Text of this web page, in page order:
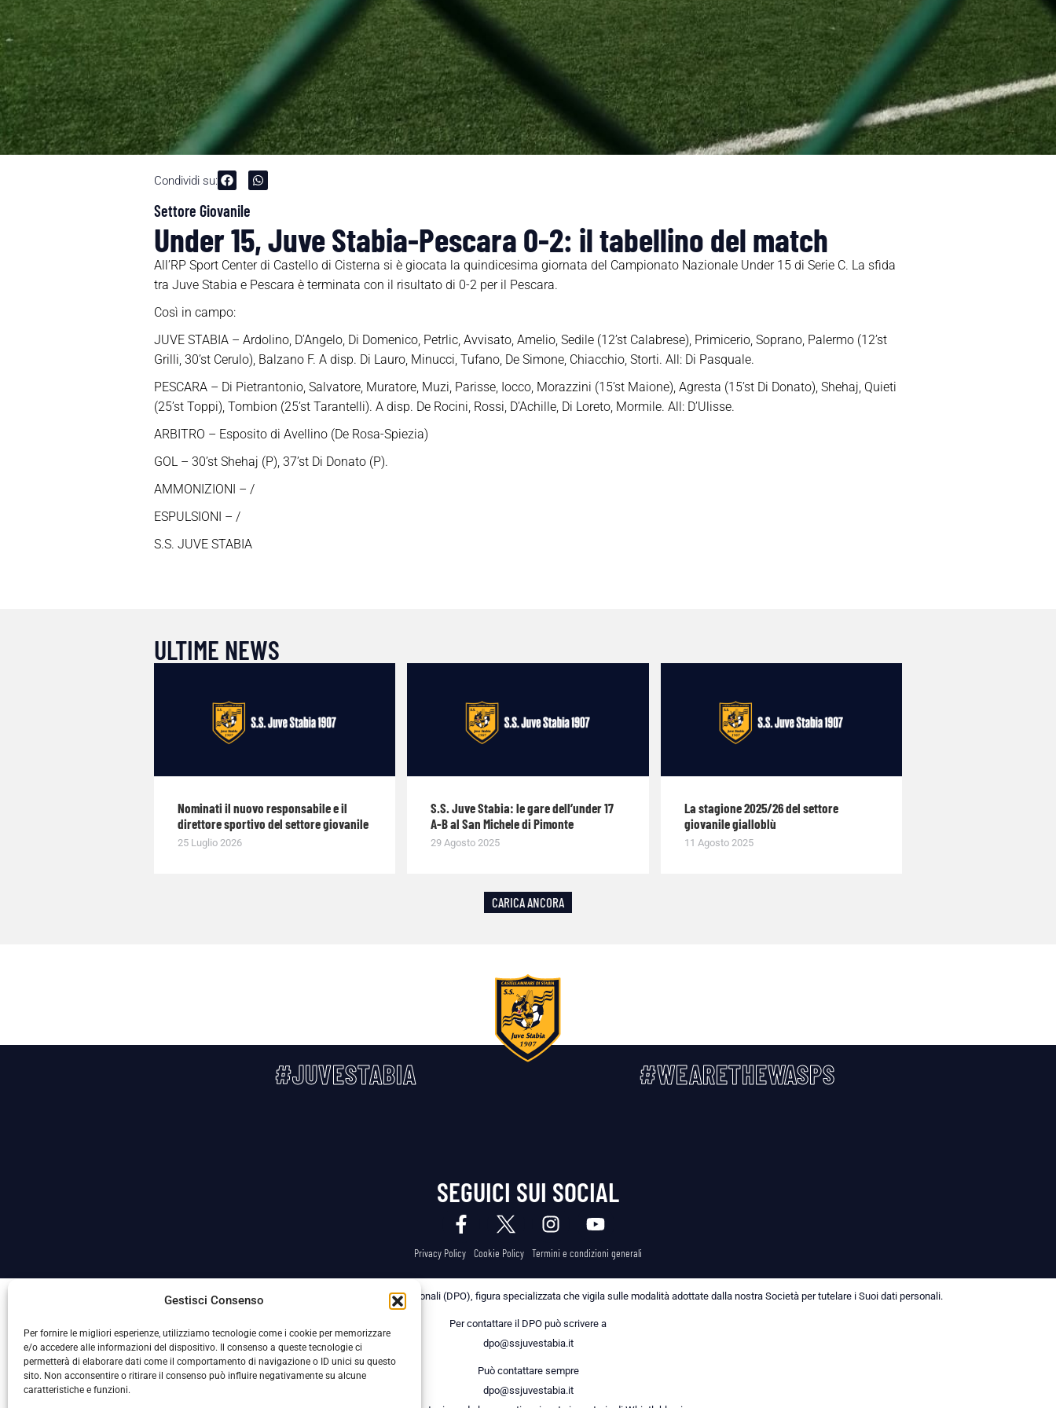
Gestisci Consenso
Per fornire le migliori esperienze, utilizziamo tecnologie come i cookie per memorizzare
e/o accedere alle informazioni del dispositivo. Il consenso a queste tecnologie ci
permetterà di elaborare dati come il comportamento di navigazione o ID unici su questo
sito. Non acconsentire o ritirare il consenso può influire negativamente su alcune
caratteristiche e funzioni.
Condividi su:
Settore Giovanile
Under 15, Juve Stabia-Pescara 0-2: il tabellino del match
All’RP Sport Center di Castello di Cisterna si è giocata la quindicesima giornata del Campionato Nazionale Under 15 di Serie C. La sfida
tra Juve Stabia e Pescara è terminata con il risultato di 0-2 per il Pescara.
Così in campo:
JUVE STABIA – Ardolino, D’Angelo, Di Domenico, Petrlic, Avvisato, Amelio, Sedile (12’st Calabrese), Primicerio, Soprano, Palermo (12’st
Grilli, 30’st Cerulo), Balzano F. A disp. Di Lauro, Minucci, Tufano, De Simone, Chiacchio, Storti. All: Di Pasquale.
PESCARA – Di Pietrantonio, Salvatore, Muratore, Muzi, Parisse, Iocco, Morazzini (15’st Maione), Agresta (15’st Di Donato), Shehaj, Quieti
(25’st Toppi), Tombion (25’st Tarantelli). A disp. De Rocini, Rossi, D’Achille, Di Loreto, Mormile. All: D’Ulisse.
ARBITRO – Esposito di Avellino (De Rosa-Spiezia)
GOL – 30’st Shehaj (P), 37’st Di Donato (P).
AMMONIZIONI – /
ESPULSIONI – /
S.S. JUVE STABIA
ULTIME NEWS
Nominati il nuovo responsabile e il
direttore sportivo del settore giovanile
25 Luglio 2026
S.S. Juve Stabia: le gare dell’under 17
A-B al San Michele di Pimonte
29 Agosto 2025
La stagione 2025/26 del settore
giovanile gialloblù
11 Agosto 2025
CARICA ANCORA
#JUVESTABIA #WEARETHEWASPS
SEGUICI SUI SOCIAL
Privacy Policy Cookie Policy Termini e condizioni generali
La Società ha nominato il Responsabile della Protezione dei Dati Personali (DPO), figura specializzata che vigila sulle modalità adottate dalla nostra Società per tutelare i Suoi dati personali.
Per contattare il DPO può scrivere a
dpo@ssjuvestabia.it
Può contattare sempre
dpo@ssjuvestabia.it